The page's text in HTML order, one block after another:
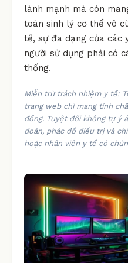
lành mạnh mà còn
toàn sinh lý cơ thể vô
tế, sự đa dạng của các
người sử dụng phải có
thống.
Miễn trừ trách nhiệm y tế:
trang web chỉ mang tính
đồng. Tuyệt đối không tự ý
đoán, phác đồ điều trị và
hoặc nhân viên y tế có